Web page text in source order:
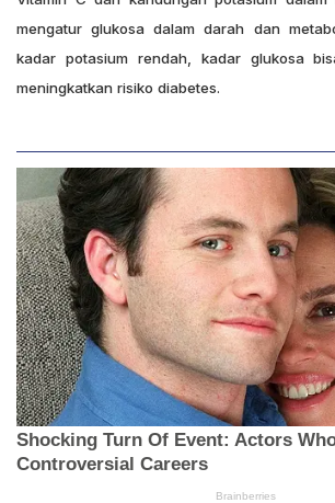
mengatur glukosa dalam darah dan
kadar potasium rendah, kadar glukosa
meningkatkan risiko diabetes.